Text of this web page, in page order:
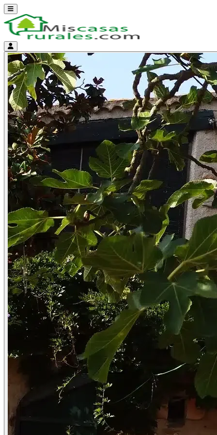
Abrir menú
Menú de cuenta